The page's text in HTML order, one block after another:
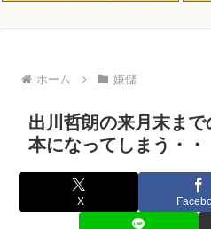
ホーム 嫌儲
出川哲朗の来月末ま
本になってしまう・・
X